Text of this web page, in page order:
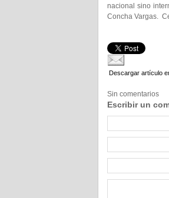
nacional sino
Concha Vargas.
Descargar artículo
Sin comentarios
Escribir un